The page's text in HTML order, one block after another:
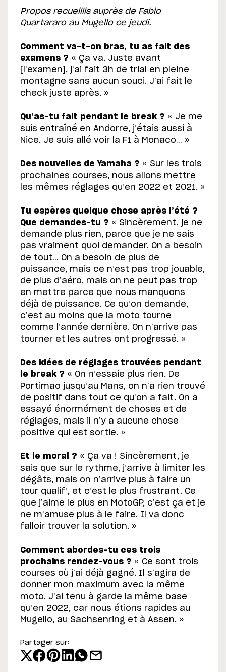
Propos recueillis auprès de Fabio
Quartararo au Mugello ce jeudi.
Comment va-t-on bras, tu as fait des
examens ? « Ça va. Juste avant
[l’examen], j’ai fait 3h de trial en pleine
montagne sans aucun souci. J’ai fait le
check juste après. »
Qu’as-tu fait pendant le break ? « Je me
suis entraîné en Andorre, j’étais aussi à
Nice. Je suis allé voir la F1 à Monaco… »
Des nouvelles de Yamaha ? « Sur les trois
prochaines courses, nous allons mettre
les mêmes réglages qu’en 2022 et 2021. »
Tu espères quelque chose après l’été ?
Que demandes-tu ? « Sincèrement, je ne
demande plus rien, parce que je ne sais
pas vraiment quoi demander. On a besoin
de tout… On a besoin de plus de
puissance, mais ce n’est pas trop jouable,
de plus d’aéro, mais on ne peut pas trop
en mettre parce que nous manquons
déjà de puissance. Ce qu’on demande,
c’est au moins que la moto tourne
comme l’année dernière. On n’arrive pas
tourner et les autres ont progressé. »
Des idées de réglages trouvées pendant
le break ? « On n’essaie plus rien. De
Portimao jusqu’au Mans, on n’a rien trouvé
de positif dans tout ce qu’on a fait. On a
essayé énormément de choses et de
réglages, mais il n’y a aucune chose
positive qui est sortie. »
Et le moral ? « Ça va ! Sincèrement, je
sais que sur le rythme, j’arrive à limiter les
dégâts, mais on n’arrive plus à faire un
tour qualif’, et c’est le plus frustrant. Ce
que j’aime le plus en MotoGP, c’est ça et je
ne m’amuse plus à le faire. Il va donc
falloir trouver la solution. »
Comment abordes-tu ces trois
prochains rendez-vous ? « Ce sont trois
courses où j’ai déjà gagné. Il s’agira de
donner mon maximum avec la même
moto. J’ai tenu à garde la même base
qu’en 2022, car nous étions rapides au
Mugello, au Sachsenring et à Assen. »
Partager sur: